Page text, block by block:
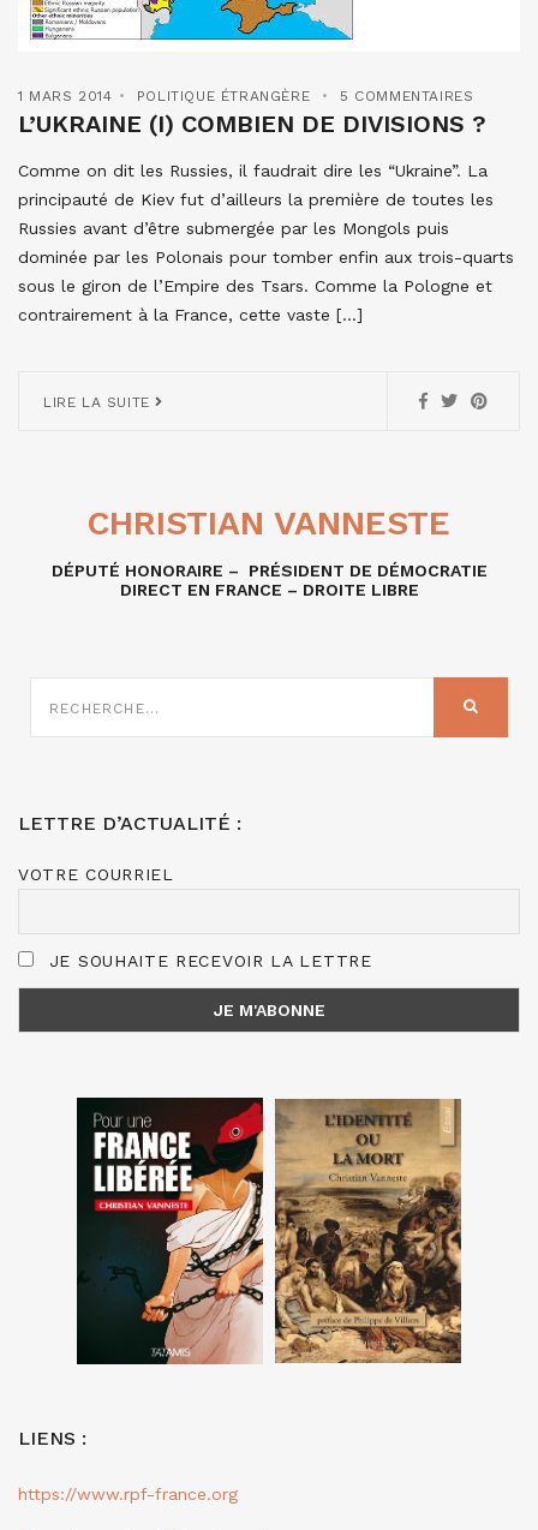
1 MARS 2014 POLITIQUE ÉTRANGÈRE 5 COMMENTAIRES
L’UKRAINE (I) COMBIEN DE DIVISIONS ?
Comme on dit les Russies, il faudrait dire les “Ukraine”. La
principauté de Kiev fut d’ailleurs la première de toutes les
Russies avant d’être submergée par les Mongols puis
dominée par les Polonais pour tomber enfin aux trois-quarts
sous le giron de l’Empire des Tsars. Comme la Pologne et
contrairement à la France, cette vaste […]
LIRE LA SUITE
CHRISTIAN VANNESTE
DÉPUTÉ HONORAIRE – PRÉSIDENT DE DÉMOCRATIE
DIRECT EN FRANCE – DROITE LIBRE
SUR
LETTRE D’ACTUALITÉ :
VOTRE COURRIEL
JE SOUHAITE RECEVOIR LA LETTRE
LIENS :
https://www.rpf-france.org